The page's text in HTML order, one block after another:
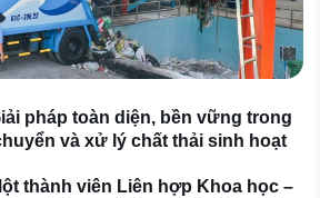
pháp toàn diện, bền vững trong
và xử lý chất thải sinh hoạt
thành viên Liên hợp Khoa học –